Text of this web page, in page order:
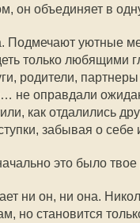
он объединяет в
Подмечают уютные
только любящими
родители,
не оправдали
как отдалились
забывая о себе
это было
ни он, ни она.
но становится